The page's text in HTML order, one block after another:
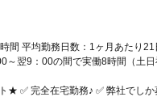
間 平均勤務日数：1ヶ月あたり
～翌9：00の間で実働8時間（土
✅ 完全在宅勤務♪ ✅ 弊社でしか